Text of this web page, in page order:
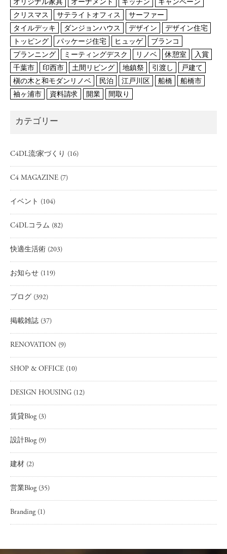
オリジナル家具 オーナメント キッチン
キャンペーン
クリスマス
サテライトオフィス
サーファー
タイルデッキ
ダンジョンハウス デザイン
デザイン住宅
トッピング
パッケージ住宅 ヒュッゲ
ブランコ
プランニング
ミーティングデスク リノベ 休憩室
入賞
千葉市
印西市 土間リビング 地鎮祭 引渡し
戸建て
槇の木と和モダンリノベ
民泊 江戸川区 船橋
船橋市
袖ヶ浦市
資料請求 開業 間取り
カテゴリー
C4DL流!家づくり (16)
C4 MAGAZINE (7)
イベント (104)
C4DLコラム (82)
快適生活術 (203)
お知らせ (119)
ブログ (392)
掲載雑誌 (37)
RENOVATION (9)
SHOP & OFFICE (10)
DESIGN HOUSING (12)
賃貸Blog(3)
設計Blog(9)
建材 (2)
営業Blog(35)
Branding(1)